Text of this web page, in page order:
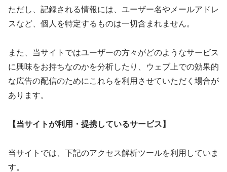
ただし、記録される情報には、ユーザー名やメールアドレ
スなど、個人を特定するものは一切含まれません。
また、当サイトではユーザーの方々がどのようなサービス
に興味をお持ちなのかを分析したり、ウェブ上での効果的
な広告の配信のためにこれらを利用させていただく場合が
あります。
【当サイトが利用・提携しているサービス】
当サイトでは、下記のアクセス解析ツールを利用していま
す。